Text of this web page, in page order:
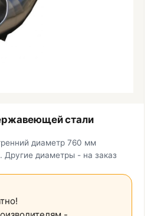
стали
диаметр 760 мм
Другие диаметры - на заказ